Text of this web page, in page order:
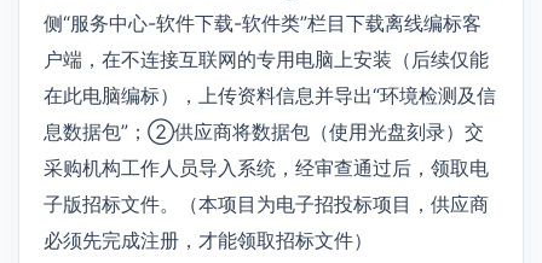
侧“服务中心-软件下载-软件类”栏目下载离线编标客
户端，在不连接互联网的专用电脑上安装（后续仅能
在此电脑编标），上传资料信息并导出“环境检测及信
息数据包”；②供应商将数据包（使用光盘刻录）交
采购机构工作人员导入系统，经审查通过后，领取电
子版招标文件。（本项目为电子招投标项目，供应商
必须先完成注册，才能领取招标文件）